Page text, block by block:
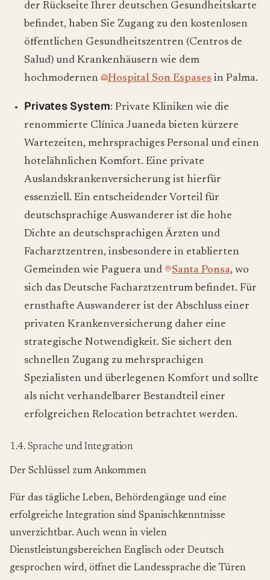
der Rückseite Ihrer deutschen Gesundheitskarte
befindet, haben Sie Zugang zu den kostenlosen
öffentlichen Gesundheitszentren (Centros de
Salud) und Krankenhäusern wie dem
hochmodernen
Hospital Son Espases in Palma.
Privates System: Private Kliniken wie die
renommierte Clínica Juaneda bieten kürzere
Wartezeiten, mehrsprachiges Personal und einen
hotelähnlichen Komfort. Eine private
Auslandskrankenversicherung ist hierfür
essenziell. Ein entscheidender Vorteil für
deutschsprachige Auswanderer ist die hohe
Dichte an deutschsprachigen Ärzten und
Facharztzentren, insbesondere in etablierten
Gemeinden wie Paguera und
Santa Ponsa, wo
sich das Deutsche Facharztzentrum befindet. Für
ernsthafte Auswanderer ist der Abschluss einer
privaten Krankenversicherung daher eine
strategische Notwendigkeit. Sie sichert den
schnellen Zugang zu mehrsprachigen
Spezialisten und überlegenen Komfort und sollte
als nicht verhandelbarer Bestandteil einer
erfolgreichen Relocation betrachtet werden.
1.4. Sprache und Integration
Der Schlüssel zum Ankommen
Für das tägliche Leben, Behördengänge und eine
erfolgreiche Integration sind Spanischkenntnisse
unverzichtbar. Auch wenn in vielen
Dienstleistungsbereichen Englisch oder Deutsch
gesprochen wird, öffnet die Landessprache die Türen